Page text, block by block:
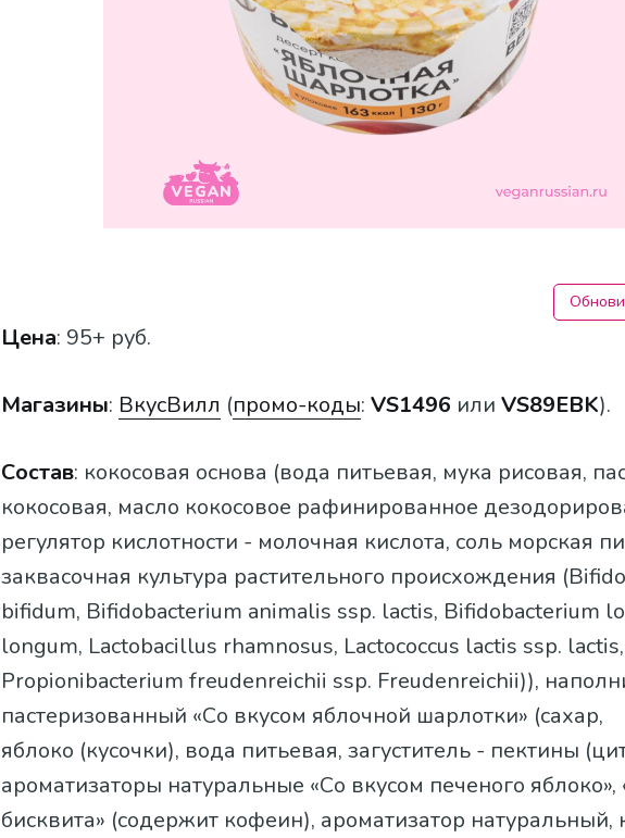
Цена: 95+ руб.
Магазины: ВкусВилл (промо-коды: VS1496 или VS89EBK).
Состав: кокосовая основа (вода питьевая, мука рисовая,
кокосовая, масло кокосовое рафинированное
регулятор кислотности - молочная кислота, соль морская
заквасочная культура растительного происхождения
bifidum, Bifidobacterium animalis ssp. lactis, Bifidobacterium
longum, Lactobacillus rhamnosus, Lactococcus lactis ssp. lactis,
Propionibacterium freudenreichii ssp. Freudenreichii)),
пастеризованный «Со вкусом яблочной шарлотки» (сахар,
яблоко (кусочки), вода питьевая, загуститель - пектины
ароматизаторы натуральные «Со вкусом печеного яблоко»,
бисквита» (содержит кофеин), ароматизатор натуральный,